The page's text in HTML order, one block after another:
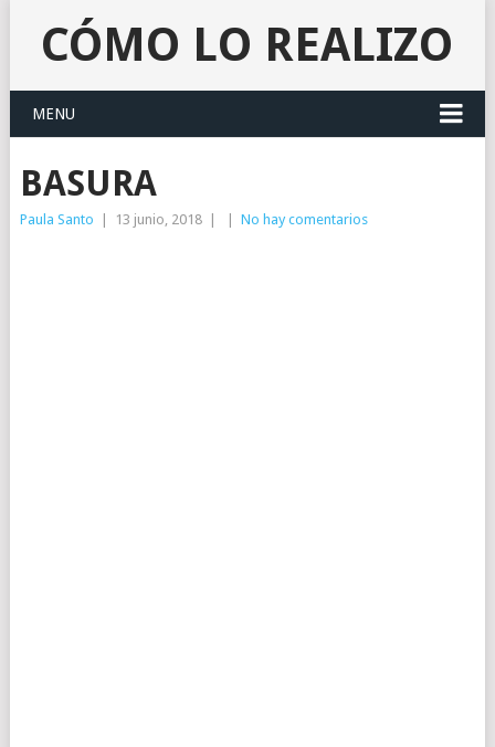
CÓMO LO REALIZO
MENU
BASURA
Paula Santo 13 junio, 2018 No hay comentarios